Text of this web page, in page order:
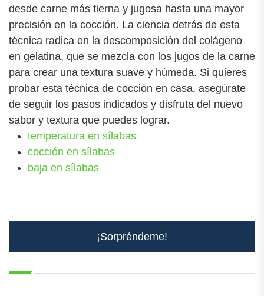
desde carne más tierna y jugosa hasta una mayor
precisión en la cocción. La ciencia detrás de esta
técnica radica en la descomposición del colágeno
en gelatina, que se mezcla con los jugos de la carne
para crear una textura suave y húmeda. Si quieres
probar esta técnica de cocción en casa, asegúrate
de seguir los pasos indicados y disfruta del nuevo
sabor y textura que puedes lograr.
temperatura en sílabas
cocción en sílabas
baja en sílabas
¡Sorpréndeme!